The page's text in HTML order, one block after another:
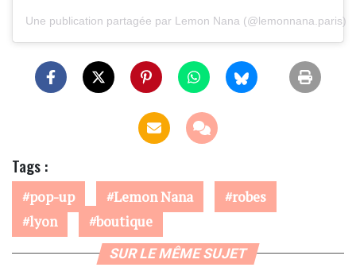
Une publication partagée par Lemon Nana (@lemonnana.paris)
Tags :
pop-up Lemon Nana
robes
lyon
boutique
SUR LE MÊME SUJET